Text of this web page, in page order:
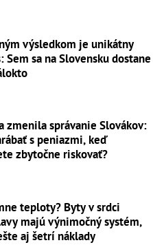
výsledkom je unikátny
Sem sa na Slovensku dostane
zmenila správanie Slovákov:
s peniazmi, keď
zbytočne riskovať?
teploty? Byty v srdci
majú výnimočný systém,
aj šetrí náklady